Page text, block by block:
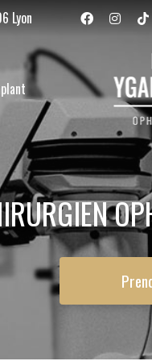
Lyon